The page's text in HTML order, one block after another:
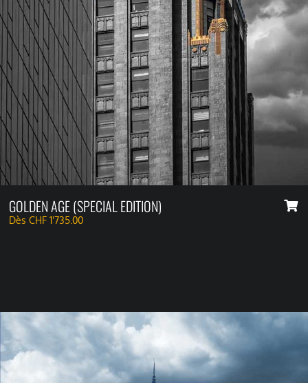
GOLDEN AGE (SPECIAL EDITION)
DèsCHF 1'735.00